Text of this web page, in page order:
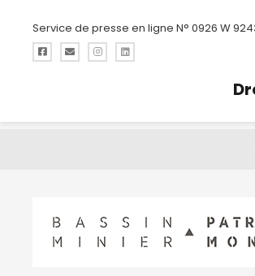
Service de presse en ligne N° 0926 W